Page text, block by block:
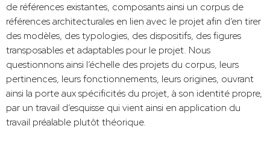
de références existantes, composants ainsi un corpus de
références architecturales en lien avec le projet afin d’en tirer
des modèles, des typologies, des dispositifs, des figures
transposables et adaptables pour le projet. Nous
questionnons ainsi l’échelle des projets du corpus, leurs
pertinences, leurs fonctionnements, leurs origines, ouvrant
ainsi la porte aux spécificités du projet, à son identité propre,
par un travail d’esquisse qui vient ainsi en application du
travail préalable plutôt théorique.